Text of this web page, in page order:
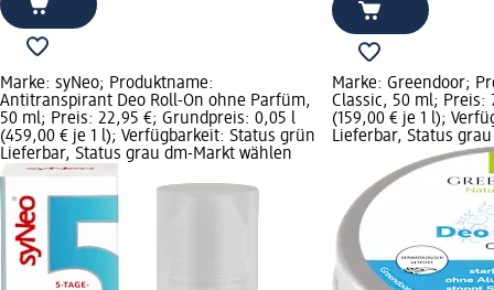
Marke: syNeo; Produktname:
Antitranspirant Deo Roll-On ohne Parfüm,
50 ml; Preis: 22,95 €; Grundpreis: 0,05 l
(459,00 € je 1 l); Verfügbarkeit: Status grün
Lieferbar, Status grau dm-Markt wählen
Marke: Greendoor;
Classic, 50 ml; Preis:
(159,00 € je 1 l);
Lieferbar, Status